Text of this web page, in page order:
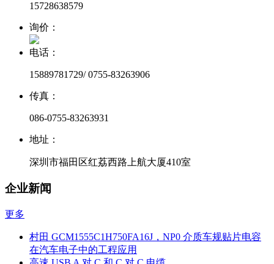
15728638579
询价：
电话：
15889781729/ 0755-83263906
传真：
086-0755-83263931
地址：
深圳市福田区红荔西路上航大厦410室
企业新闻
更多
村田 GCM1555C1H750FA16J，NP0 介质车规贴片电容
在汽车电子中的工程应用